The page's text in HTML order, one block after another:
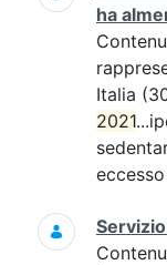
ha
Italia
2021